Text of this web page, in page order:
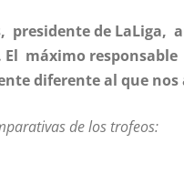
presidente de
máximo responsable
diferente al que
de los trofeos: